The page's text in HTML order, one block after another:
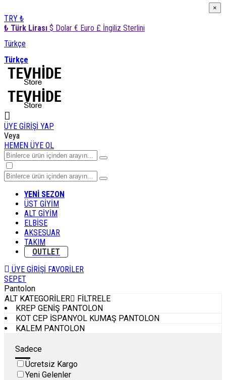
TRY ₺
₺ Türk Lirası $ Dolar € Euro £ İngiliz Sterlini
Türkçe
Türkçe
ÜYE GİRİŞİ YAP
Veya
HEMEN ÜYE OL
YENİ SEZON
ÜST GİYİM
ALT GİYİM
ELBİSE
AKSESUAR
TAKIM
OUTLET
ÜYE GİRİŞİ FAVORİLER
SEPET
Pantolon
ALT KATEGORİLER
FİLTRELE
KREP GENİŞ PANTOLON
KOT CEP İSPANYOL KUMAŞ PANTOLON
KALEM PANTOLON
Sadece
Ücretsiz Kargo
Yeni Gelenler
×
×